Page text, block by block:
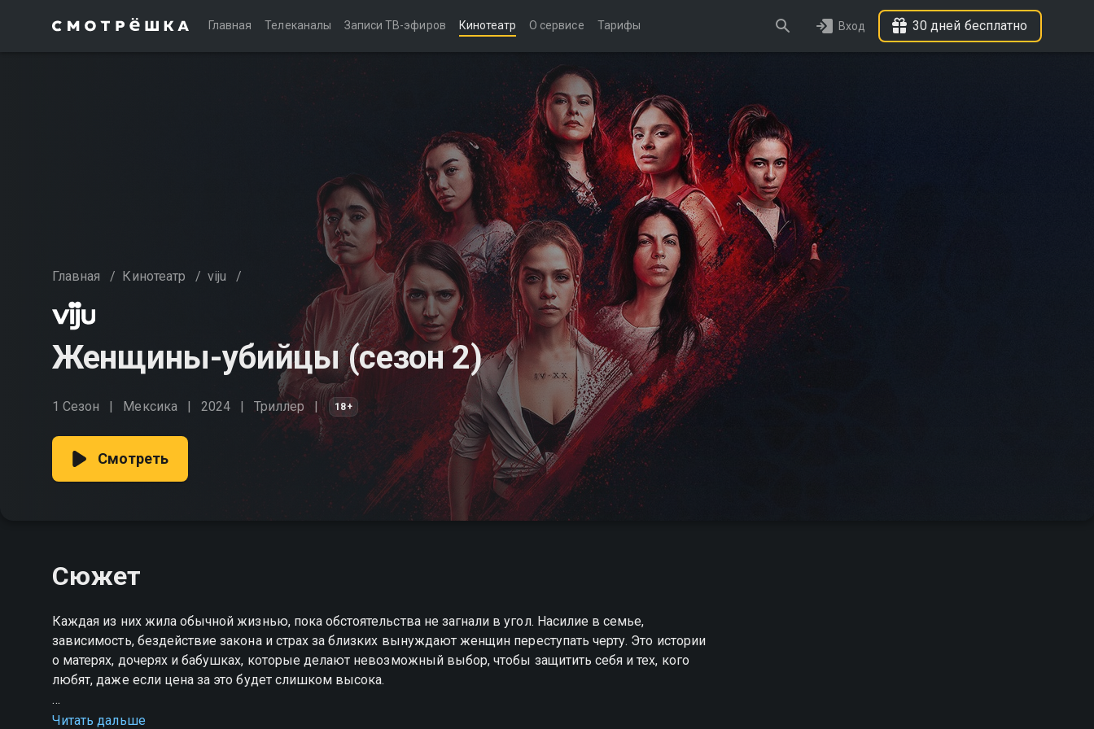
Главная Телеканалы Записи ТВ-эфиров Кинотеатр О сервисе Тарифы Вход 30 дней бесплатно
Главная / Кинотеатр / viju /
Женщины-убийцы (сезон 2)
1 Сезон Мексика 2024 Триллер 18+
Смотреть
Сюжет
Каждая из них жила обычной жизнью, пока обстоятельства не загнали в угол. Насилие в семье,
зависимость, бездействие закона и страх за близких вынуждают женщин переступать черту. Это истории
о матерях, дочерях и бабушках, которые делают невозможный выбор, чтобы защитить себя и тех, кого
любят, даже если цена за это будет слишком высока.
Посмотреть онлайн 2 сезон сериала Женщины-убийцы вы можете совершенно бесплатно в хорошем
Читать дальше